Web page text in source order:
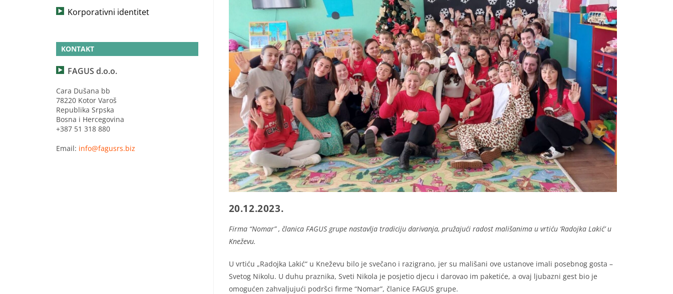
20.12.2023.
Firma “Nomar” , članica FAGUS grupe nastavlja tradiciju darivanja, pružajući radost mališanima u vrtiću ‘Radojka Lakić’ u
Kneževu.
U vrtiću „Radojka Lakić“ u Kneževu bilo je svečano i razigrano, jer su mališani ove ustanove imali posebnog gosta –
Svetog Nikolu. U duhu praznika, Sveti Nikola je posjetio djecu i darovao im paketiće, a ovaj ljubazni gest bio je
omogućen zahvaljujući podršci firme “Nomar”, članice FAGUS grupe.
Korporativni identitet
KONTAKT
FAGUS d.o.o.
Cara Dušana bb
78220 Kotor Varoš
Republika Srpska
Bosna i Hercegovina
+387 51 318 880
Email: info@fagusrs.biz